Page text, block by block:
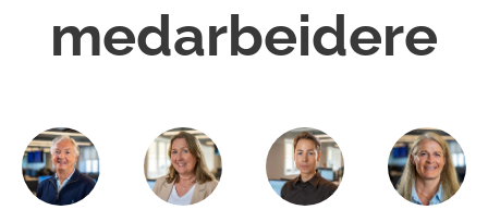
medarbeidere